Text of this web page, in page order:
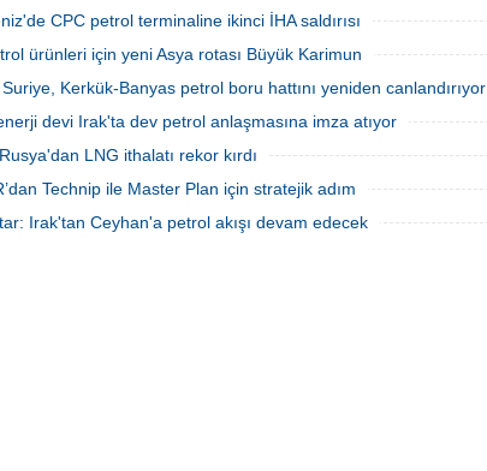
CPC petrol terminaline ikinci İHA saldırısı
ürünleri için yeni Asya rotası Büyük Karimun
Kerkük-Banyas petrol boru hattını yeniden canlandırıyor
devi Irak'ta dev petrol anlaşmasına imza atıyor
LNG ithalatı rekor kırdı
Technip ile Master Plan için stratejik adım
Irak'tan Ceyhan'a petrol akışı devam edecek